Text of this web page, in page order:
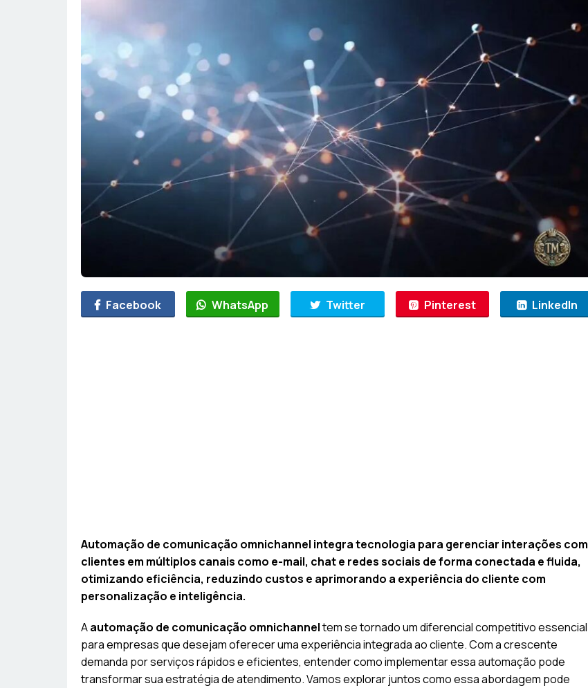
Facebook WhatsApp Twitter Pinterest LinkedIn
Automação de comunicação omnichannel integra tecnologia para gerenciar interações com
clientes em múltiplos canais como e-mail, chat e redes sociais de forma conectada e fluida,
otimizando eficiência, reduzindo custos e aprimorando a experiência do cliente com
personalização e inteligência.
Aautomação de comunicação omnichanneltem se tornado um diferencial competitivo essencial
para empresas que desejam oferecer uma experiência integrada ao cliente. Com a crescente
demanda por serviços rápidos e eficientes, entender como implementar essa automação pode
transformar sua estratégia de atendimento. Vamos explorar juntos como essa abordagem pode